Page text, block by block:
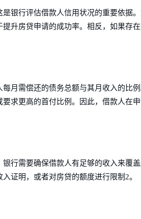
银行评估借款人信用状况的重要依据
升房贷申请的成功率。相反，如果存
月需偿还的债务总额与其月收入的比
求更高的首付比例。因此，借款人在
行需要确保借款人有足够的收入来覆
证明，或者对房贷的额度进行限制2。